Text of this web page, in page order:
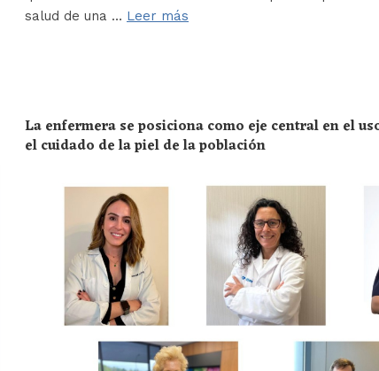
salud de una … Leer más
La enfermera se posiciona como eje central en el
el cuidado de la piel de la población